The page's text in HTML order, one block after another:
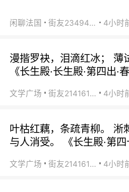
闲聊法国 街友23494008 4小时
漫揩罗袂，泪滴红冰； 薄
《长生殿·长生殿·第四出·
文学广场 街友21416156 4小时
叶枯红藕，条疏青柳。 淅
与人消受。 《长生殿·第四
文学广场 街友21416156 4小时